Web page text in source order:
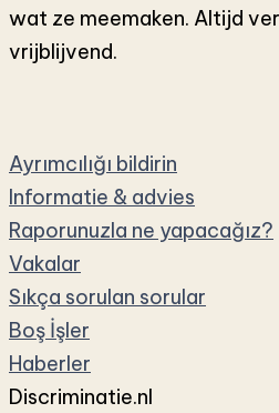
wat ze meemaken. Altijd
vrijblijvend.
Ayrımcılığı bildirin
Informatie & advies
Raporunuzla ne yapacağız?
Vakalar
Sıkça sorulan sorular
Boş İşler
Haberler
Discriminatie.nl